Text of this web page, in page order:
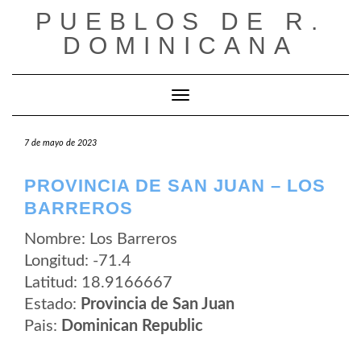
PUEBLOS DE R.
DOMINICANA
Cambiar modo de navegación
7 de mayo de 2023
PROVINCIA DE SAN JUAN – LOS
BARREROS
Nombre: Los Barreros
Longitud: -71.4
Latitud: 18.9166667
Estado: Provincia de San Juan
Pais: Dominican Republic